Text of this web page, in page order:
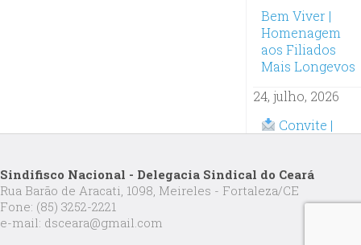
Bem Viver |
Homenagem
aos Filiados
Mais Longevos
24, julho, 2026
Convite |
Artificial na
Prática:
Inscrições
Sindifisco Nacional - Delegacia Sindical do Ceará
Rua Barão de Aracati, 1098, Meireles - Fortaleza/CE
Fone: (85) 3252-2221
e-mail: dsceara@gmail.com